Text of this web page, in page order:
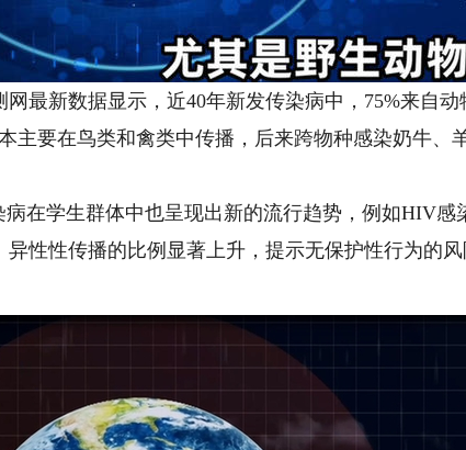
新数据显示，近40年新发传染病中，75%来自动
主要在鸟类和禽类中传播，后来跨物种感染奶牛
学生群体中也呈现出新的流行趋势，例如HIV感
异性性传播的比例显著上升，提示无保护性行为的